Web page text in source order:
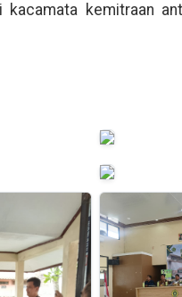
kemitraan